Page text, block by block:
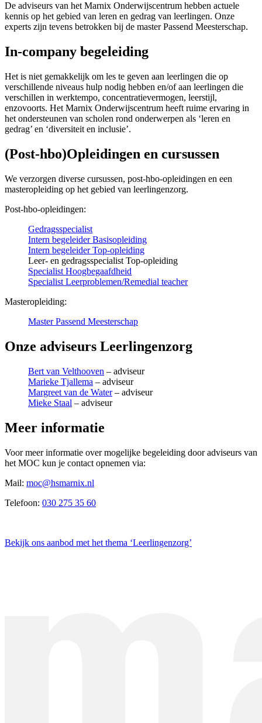
De adviseurs van het Marnix Onderwijscentrum hebben actuele
kennis op het gebied van leren en gedrag van leerlingen. Onze
experts zijn tevens betrokken bij de master Passend Meesterschap.
In-company begeleiding
Het is niet gemakkelijk om les te geven aan leerlingen die op
verschillende niveaus hulp nodig hebben en/of aan leerlingen die
verschillen in werktempo, concentratievermogen, leerstijl,
enzovoorts. Het Marnix Onderwijscentrum heeft ruime ervaring in
het ondersteunen van scholen rond onderwerpen als ‘leren en
gedrag’ en ‘diversiteit en inclusie’.
(Post-hbo)Opleidingen en cursussen
We verzorgen diverse cursussen, post-hbo-opleidingen en een
masteropleiding op het gebied van leerlingenzorg.
Post-hbo-opleidingen:
Gedragsspecialist
Intern begeleider Basisopleiding
Intern begeleider Top-opleiding
Leer- en gedragsspecialist Top-opleiding
Specialist Hoogbegaafdheid
Specialist Leerproblemen/Remedial teacher
Masteropleiding:
Master Passend Meesterschap
Onze adviseurs Leerlingenzorg
Bert van Velthooven – adviseur
Marieke Tjallema – adviseur
Margreet van de Water– adviseur
Mieke Staal – adviseur
Meer informatie
Voor meer informatie over mogelijke begeleiding door adviseurs van
het MOC kun je contact opnemen via:
Mail: moc@hsmarnix.nl
Telefoon: 030 275 35 60
Bekijk ons aanbod met het thema ‘Leerlingenzorg’